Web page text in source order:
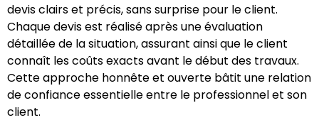
devis clairs et précis, sans surprise pour le client.
Chaque devis est réalisé après une évaluation
détaillée de la situation, assurant ainsi que le client
connaît les coûts exacts avant le début des travaux.
Cette approche honnête et ouverte bâtit une relation
de confiance essentielle entre le professionnel et son
client.